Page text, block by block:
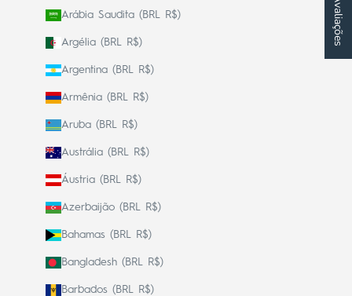
Arábia Saudita (BRL R$)
Argélia (BRL R$)
Argentina (BRL R$)
Armênia (BRL R$)
Aruba (BRL R$)
Austrália (BRL R$)
Áustria (BRL R$)
Azerbaijão (BRL R$)
Bahamas (BRL R$)
Bangladesh (BRL R$)
Barbados (BRL R$)
★ Avaliações